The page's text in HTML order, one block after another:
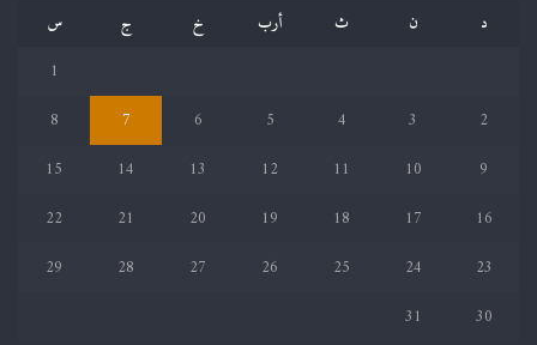
د
ن ث أرب خ ج
س
1
2
3
4
5
6
7
8
9
10
11
12
13
14
15
16
17
18
19
20
21
22
23
24
25
26
27
28
29
30
31